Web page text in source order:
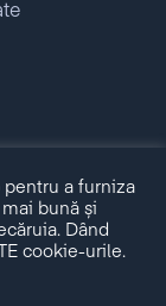
a furniza
bună și
Dând
cookie-urile.